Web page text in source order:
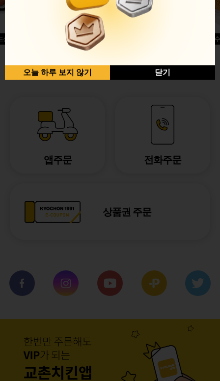
글윙
반반순살[레드+허니]
허니옥
앱주문 전화주문
상품권 주문
오늘 하루 보지 않기 닫기